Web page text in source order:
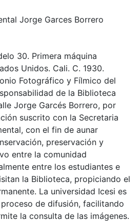
Jorge Garces Borrero
30. Primera máquina
Unidos. Cali. C. 1930.
Fotográfico y Fílmico del
de la Biblioteca
Jorge Garcés Borrero, por
suscrito con la Secretaria
con el fin de aunar
preservación y
entre la comunidad
entre los estudiantes e
la Biblioteca, propiciando el
La universidad Icesi es
de difusión, facilitando
la consulta de las imágenes.